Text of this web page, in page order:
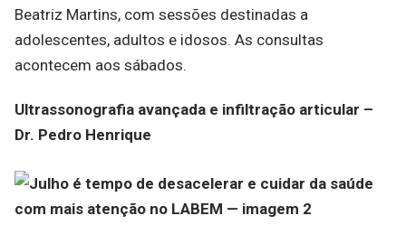
Beatriz Martins, com sessões destinadas a
adolescentes, adultos e idosos. As consultas
acontecem aos sábados.
Ultrassonografia avançada e infiltração articular –
Dr. Pedro Henrique